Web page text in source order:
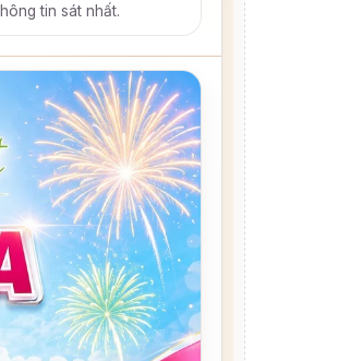
tin sát nhất.